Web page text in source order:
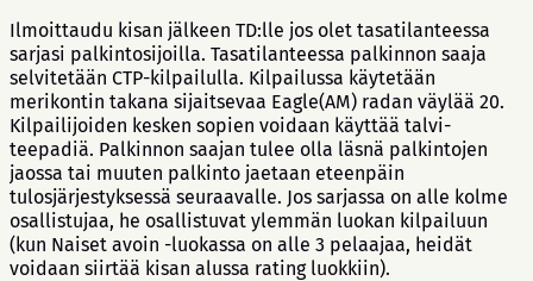
Ilmoittaudu kisan jälkeen TD:lle jos olet tasatilanteessa
sarjasi palkintosijoilla. Tasatilanteessa palkinnon saaja
selvitetään CTP-kilpailulla. Kilpailussa käytetään
merikontin takana sijaitsevaa Eagle(AM) radan väylää 20.
Kilpailijoiden kesken sopien voidaan käyttää talvi-
teepadiä. Palkinnon saajan tulee olla läsnä palkintojen
jaossa tai muuten palkinto jaetaan eteenpäin
tulosjärjestyksessä seuraavalle. Jos sarjassa on alle kolme
osallistujaa, he osallistuvat ylemmän luokan kilpailuun
(kun Naiset avoin -luokassa on alle 3 pelaajaa, heidät
voidaan siirtää kisan alussa rating luokkiin).